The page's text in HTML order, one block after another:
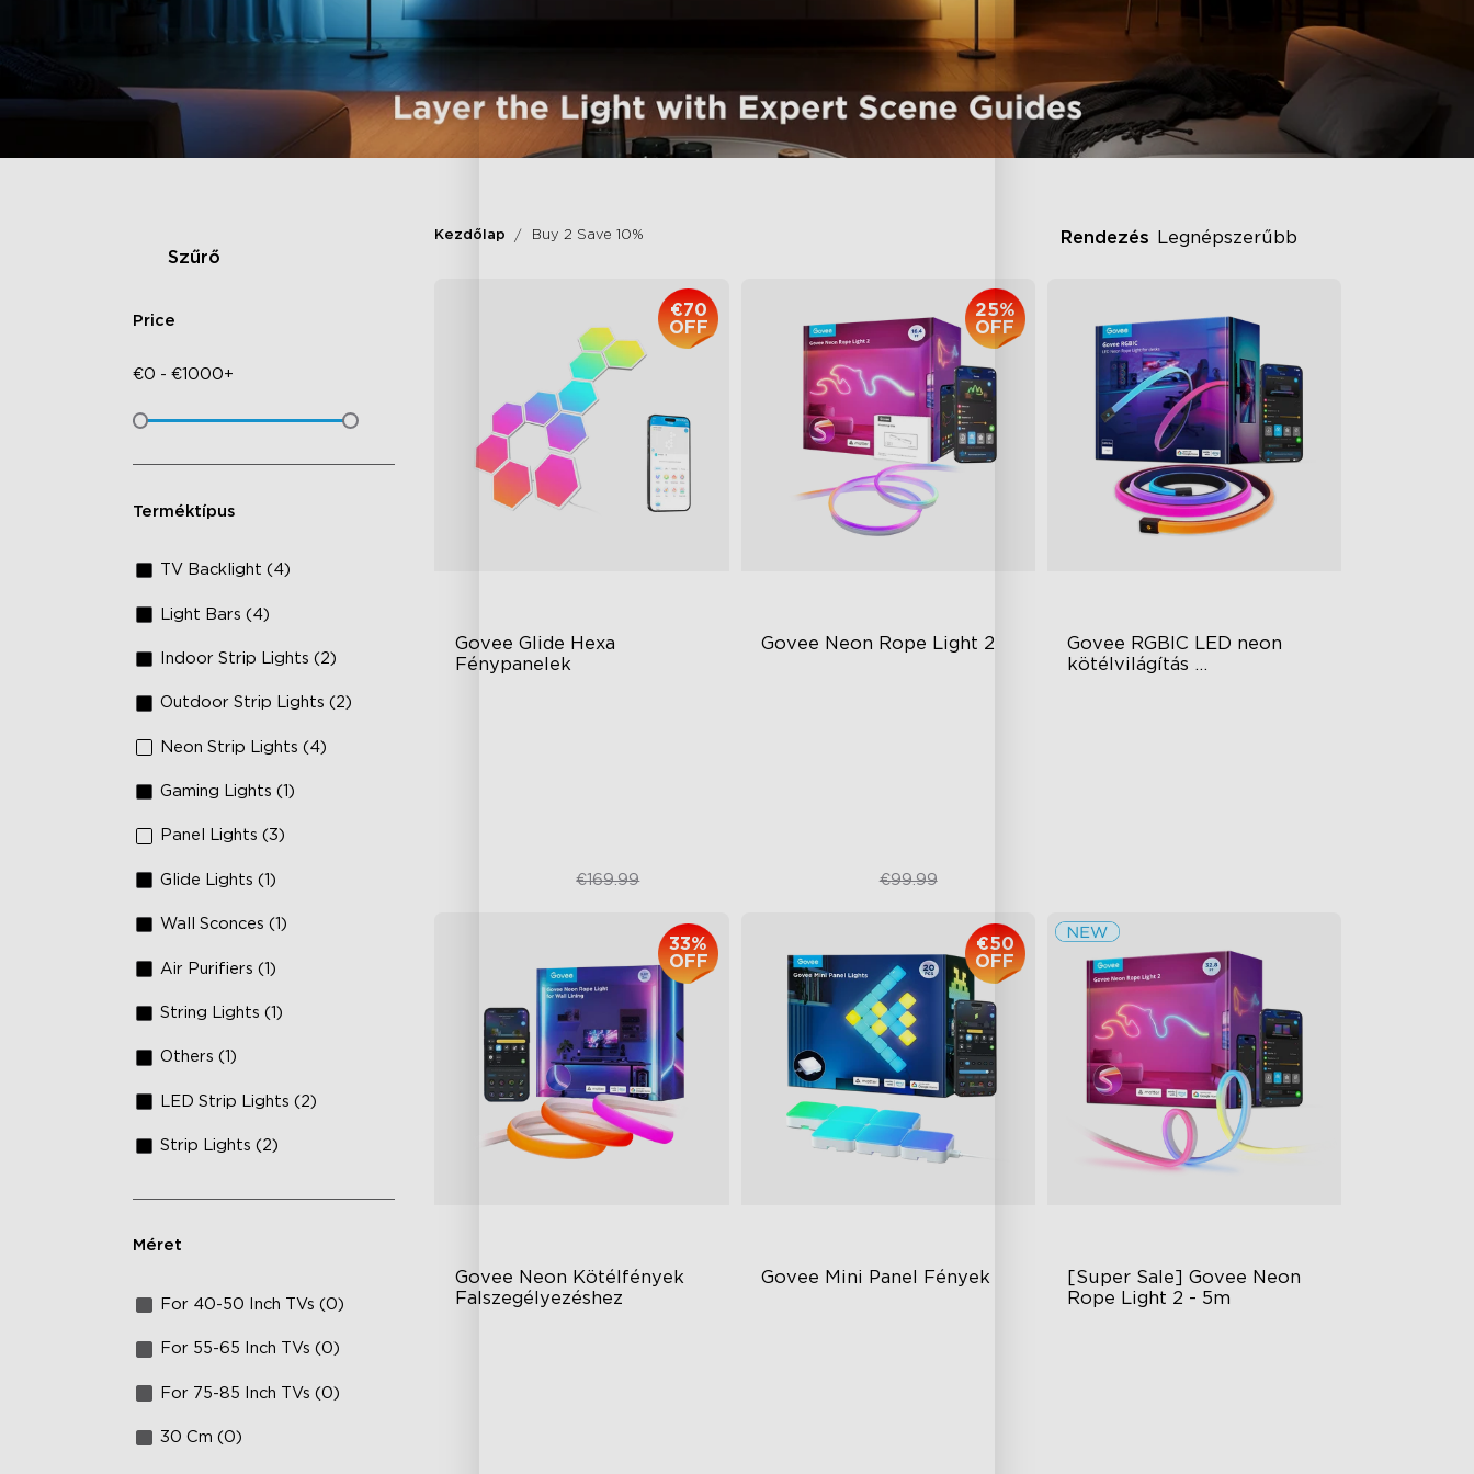
Szűrő
Price
€0 - €1000+
Terméktípus
TV Backlight (4)
Light Bars (4)
Indoor Strip Lights (2)
Outdoor Strip Lights (2)
Neon Strip Lights (4)
Gaming Lights (1)
Panel Lights (3)
Glide Lights (1)
Wall Sconces (1)
Air Purifiers (1)
String Lights (1)
Others (1)
LED Strip Lights (2)
Strip Lights (2)
Méret
For 40-50 Inch TVs (0)
For 55-65 Inch TVs (0)
For 75-85 Inch TVs (0)
30 Cm (0)
Kezdőlap Buy 2 Save 10% Rendezés Legnépszerűbb
Govee Glide Hexa
Fénypanelek
€70
OFF
€99.99€169.99
Govee Neon Rope Light 2
25%
OFF
€74.99€99.99
Govee RGBIC LED neon
kötélvilágítás
Govee Neon Kötélfények
Falszegélyezéshez
33%
OFF
Govee Mini Panel Fények
€50
OFF
[Super Sale] Govee Neon
Rope Light 2 - 5m